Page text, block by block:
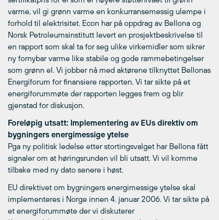
varme, vil gi grønn varme en konkurransemessig ulempe i
forhold til elektrisitet. Econ har på oppdrag av Bellona og
Norsk Petroleumsinstitutt levert en prosjektbeskrivelse til
en rapport som skal ta for seg ulike virkemidler som sikrer
ny fornybar varme like stabile og gode rammebetingelser
som grønn el. Vi jobber nå med aktørene tilknyttet Bellonas
Energiforum for finansiere rapporten. Vi tar sikte på et
energiforummøte der rapporten legges frem og blir
gjenstad for diskusjon.
Foreløpig utsatt: Implementering av EUs direktiv om
bygningers energimessige ytelse
Pga ny politisk ledelse etter stortingsvalget har Bellona fått
signaler om at høringsrunden vil bli utsatt. Vi vil komme
tilbake med ny dato senere i høst.
EU direktivet om bygningers energimessige ytelse skal
implementeres i Norge innen 4. januar 2006. Vi tar sikte på
et energiforummøte der vi diskuterer